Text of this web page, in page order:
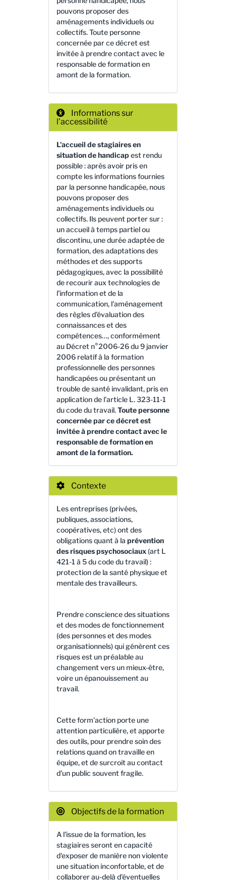
pouvons proposer des
aménagements individuels ou
collectifs. Toute personne
concernée par ce décret est
invitée à prendre contact avec le
responsable de formation en
amont de la formation.
Informations sur
l'accessibilité
L'accueil de stagiaires en
situation de handicap est rendu
possible : après avoir pris en
compte les informations fournies
par la personne handicapée, nous
pouvons proposer des
aménagements individuels ou
collectifs. Ils peuvent porter sur :
un accueil à temps partiel ou
discontinu, une durée adaptée de
formation, des adaptations des
méthodes et des supports
pédagogiques, avec la possibilité
de recourir aux technologies de
l'information et de la
communication, l'aménagement
des règles d'évaluation des
connaissances et des
compétences…, conformément
au Décret n°2006-26 du 9 janvier
2006 relatif à la formation
professionnelle des personnes
handicapées ou présentant un
trouble de santé invalidant, pris en
application de l'article L. 323-11-1
du code du travail.Toute personne
concernée par ce décret est
invitée à prendre contact avec le
responsable de formation en
amont de la formation.
Contexte
Les entreprises (privées,
publiques, associations,
coopératives, etc) ont des
obligations quant à la prévention
des risques psychosociaux (art L
421-1 à 5 du code du travail) :
protection de la santé physique et
mentale des travailleurs.
Prendre conscience des situations
et des modes de fonctionnement
(des personnes et des modes
organisationnels) qui génèrent ces
risques est un préalable au
changement vers un mieux-être,
voire un épanouissement au
travail.
Cette form'action porte une
attention particulière, et apporte
des outils, pour prendre soin des
relations quand on travaille en
équipe, et de surcroit au contact
d'un public souvent fragile.
Objectifs de la formation
A l'issue de la formation, les
stagiaires seront en capacité
d'exposer de manière non violente
une situation inconfortable, et de
collaborer au-delà d'éventuelles